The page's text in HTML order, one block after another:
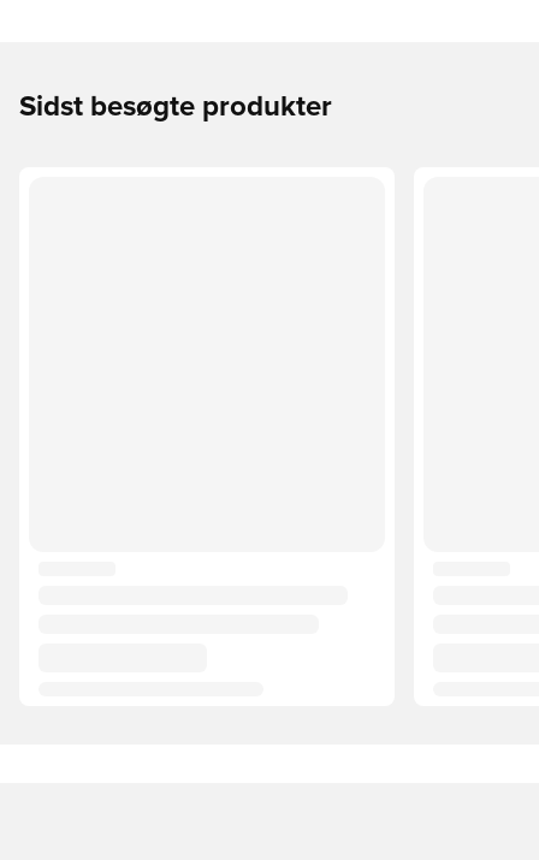
Sidst besøgte produkter